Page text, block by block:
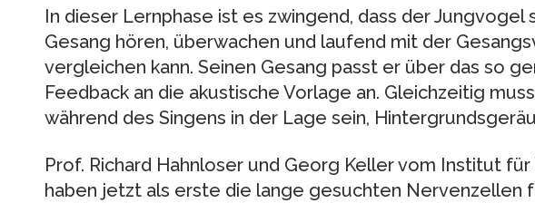
In dieser Lernphase ist es zwingend, dass der Jungvogel
Gesang hören, überwachen und laufend mit der
vergleichen kann. Seinen Gesang passt er über das so
Feedback an die akustische Vorlage an. Gleichzeitig
während des Singens in der Lage sein,
Prof. Richard Hahnloser und Georg Keller vom Institut
haben jetzt als erste die lange gesuchten Nervenzellen